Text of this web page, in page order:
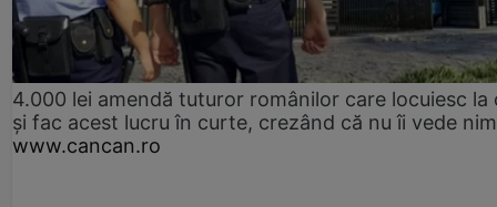
4.000 lei amendă tuturor românilor care locuiesc la
și fac acest lucru în curte, crezând că nu îi vede
www.cancan.ro